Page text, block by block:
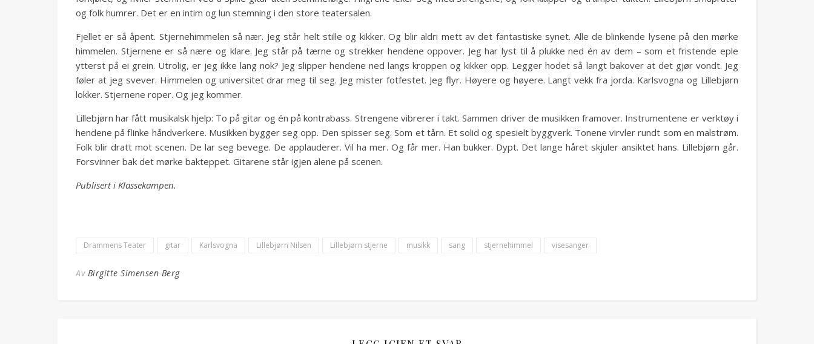
og folk humrer. Det er en intim og lun stemning i den store teatersalen.
Fjellet er så åpent. Stjernehimmelen så nær. Jeg står helt stille og kikker. Og blir aldri mett av det fantastiske synet. Alle de blinkende lysene på den mørke
himmelen. Stjernene er så nære og klare. Jeg står på tærne og strekker hendene oppover. Jeg har lyst til å plukke ned én av dem – som et fristende eple
ytterst på ei grein. Utrolig, er jeg ikke lang nok? Jeg slipper hendene ned langs kroppen og kikker opp. Legger hodet så langt bakover at det gjør vondt. Jeg
føler at jeg svever. Himmelen og universitet drar meg til seg. Jeg mister fotfestet. Jeg flyr. Høyere og høyere. Langt vekk fra jorda. Karlsvogna og Lillebjørn
lokker. Stjernene roper. Og jeg kommer.
Lillebjørn har fått musikalsk hjelp: To på gitar og én på kontrabass. Strengene vibrerer i takt. Sammen driver de musikken framover. Instrumentene er verktøy i
hendene på flinke håndverkere. Musikken bygger seg opp. Den spisser seg. Som et tårn. Et solid og spesielt byggverk. Tonene virvler rundt som en malstrøm.
Folk blir dratt mot scenen. De lar seg bevege. De applauderer. Vil ha mer. Og får mer. Han bukker. Dypt. Det lange håret skjuler ansiktet hans. Lillebjørn går.
Forsvinner bak det mørke bakteppet. Gitarene står igjen alene på scenen.
Publisert i Klassekampen.
Drammens Teater gitar Karlsvogna Lillebjørn Nilsen Lillebjørn stjerne musikk sang stjernehimmel visesanger
Av Birgitte Simensen Berg